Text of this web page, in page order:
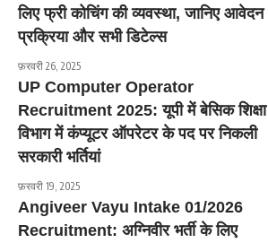
लिए फ्री कोचिंग की व्यवस्था, जानिए आवेदन
प्रक्रिया और सभी डिटेल्स
फ़रवरी 26, 2025
UP Computer Operator
Recruitment 2025: यूपी में बेसिक शिक्षा
विभाग में कंप्यूटर ऑपरेटर के पद पर निकली
सरकारी भर्तियां
फ़रवरी 19, 2025
Angiveer Vayu Intake 01/2026
Recruitment: अग्निवीर भर्ती के लिए